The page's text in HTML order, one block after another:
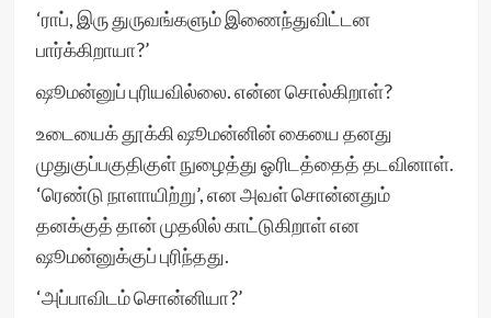
‘ராப், இரு துருவங்களும் இணைந்துவிட்டன
பார்க்கிறாயா?’
ஷூமன்னுப் புரியவில்லை. என்ன சொல்கிறாள்?
உடையைக் தூக்கி ஷூமன்னின் கையை தனது
முதுகுப்பகுதிகுள் நுழைத்து ஓரிடத்தைத் தடவினாள்.
‘ரெண்டு நாளாயிற்று’, என அவள் சொன்னதும்
தனக்குத் தான் முதலில் காட்டுகிறாள் என
ஷூமன்னுக்குப் புரிந்தது.
‘அப்பாவிடம் சொன்னியா?’